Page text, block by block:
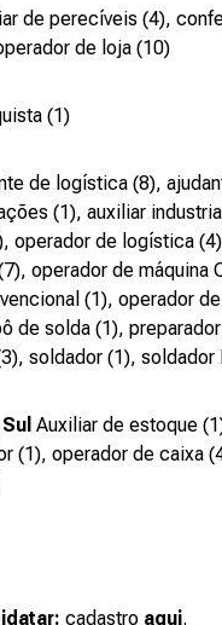
de perecíveis (4),
de loja (10)
(1)
de logística (8),
(1), auxiliar
operador de logística
operador de máquina
(1), operador
de solda (1),
soldador (1), soldador
Auxiliar de estoque
(1), operador de caixa
cadastro aqui.